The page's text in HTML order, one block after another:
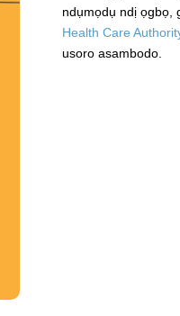
ndụmọdụ ndị ọgbọ,
Health Care
usoro asambodo.